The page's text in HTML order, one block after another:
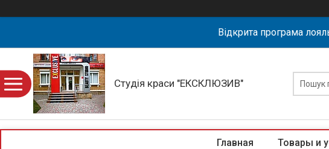
Відкрита програма
Студія краси "ЕКСКЛЮЗИВ"
Главная Товары и